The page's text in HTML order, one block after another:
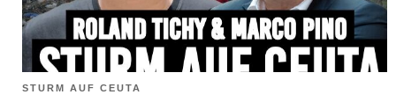
STURM AUF CEUTA